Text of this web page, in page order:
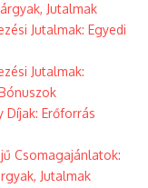
Jutalmak
Jutalmak: Egyedi
Jutalmak:
Erőforrás
Csomagajánlatok:
Jutalmak